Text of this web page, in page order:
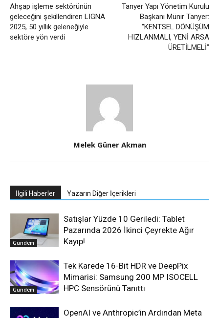
Ahşap işleme sektörünün
geleceğini şekillendiren LIGNA
2025, 50 yıllık geleneğiyle
sektöre yön verdi
Tanyer Yapı Yönetim Kurulu
Başkanı Münir Tanyer:
“KENTSEL DÖNÜŞÜM
HIZLANMALI, YENİ ARSA
ÜRETİLMELİ”
Melek Güner Akman
İlgili Haberler Yazarın Diğer İçerikleri
Gündem
Satışlar Yüzde 10 Geriledi: Tablet
Pazarında 2026 İkinci Çeyrekte Ağır
Kayıp!
Gündem
Tek Karede 16-Bit HDR ve DeepPix
Mimarisi: Samsung 200 MP ISOCELL
HPC Sensörünü Tanıttı
OpenAI ve Anthropic’in Ardından Meta